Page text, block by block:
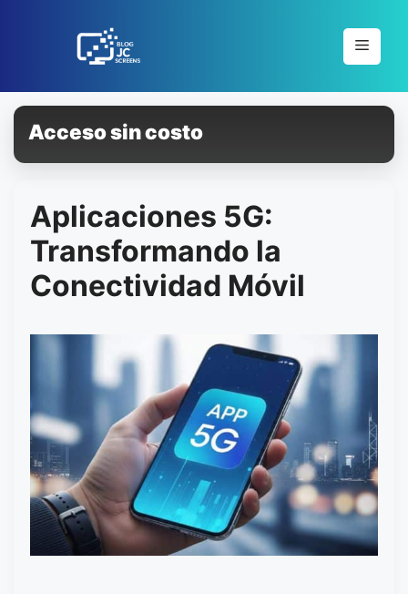
Menu
Acceso sin costo
Aplicaciones 5G:
Transformando la
Conectividad Móvil